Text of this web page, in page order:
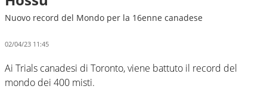
Nuovo record del Mondo per la 16enne canadese
02/04/23 11:45
Ai Trials canadesi di Toronto, viene battuto il record del
mondo dei 400 misti.